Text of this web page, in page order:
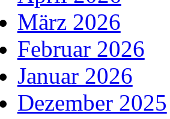
März 2026
Februar 2026
Januar 2026
Dezember 2025